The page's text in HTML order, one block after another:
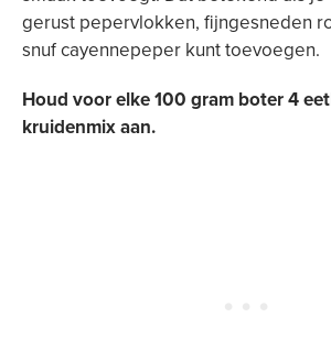
gerust pepervlokken, fijngesneden
snuf cayennepeper kunt toevoegen.
Houd voor elke 100 gram boter 4
kruidenmix aan.